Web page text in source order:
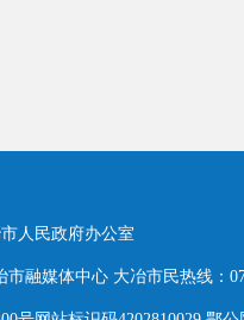
人民政府办公室
市融媒体中心 大冶市民热线：